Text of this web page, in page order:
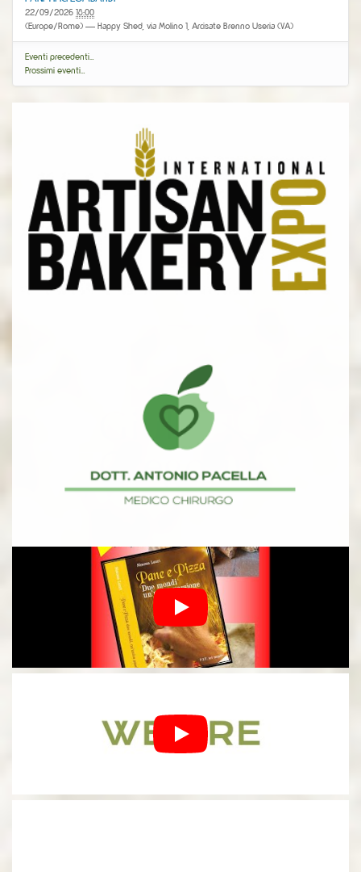
22/09/2026 18:00
(Europe/Rome) — Happy Shed, via Molino 1, Arcisate Brenno Useria (VA)
Eventi precedenti…
Prossimi eventi…